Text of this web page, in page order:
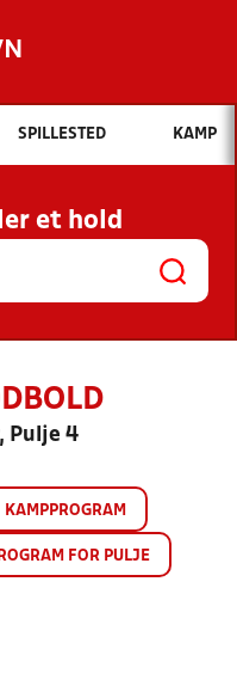
Hvad vil du søge efter?
OG NYHEDER
KLUBBER OG
SPILLESTED KAMP
et hold
Pulje 4
KAMPPROGRAM
FOR PULJE